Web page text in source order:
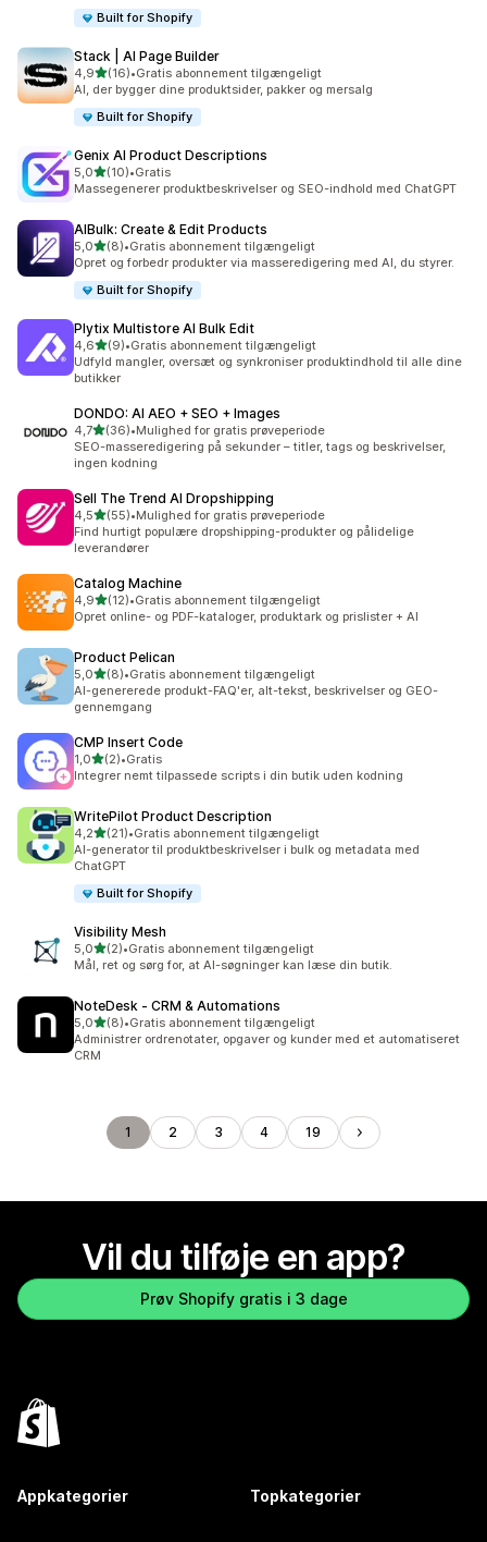
Built for Shopify
Stack | AI Page Builder
4,9ud af 5 stjerner
(16)
16 anmeldelser i alt
•Gratis abonnement tilgængeligt
AI, der bygger dine produktsider, pakker og mersalg
Built for Shopify
Genix AI Product Descriptions
5,0ud af 5 stjerner
(10)
10 anmeldelser i alt
•Gratis
Massegenerer produktbeskrivelser og SEO-indhold med ChatGPT
AIBulk: Create & Edit Products
5,0ud af 5 stjerner
(8)
8 anmeldelser i alt
•Gratis abonnement tilgængeligt
Opret og forbedr produkter via masseredigering med AI, du styrer.
Built for Shopify
Plytix Multistore AI Bulk Edit
4,6ud af 5 stjerner
(9)
9 anmeldelser i alt
•Gratis abonnement tilgængeligt
Udfyld mangler, oversæt og synkroniser produktindhold til alle dine
butikker
DONDO: AI AEO + SEO + Images
4,7ud af 5 stjerner
(36)
36 anmeldelser i alt
•Mulighed for gratis prøveperiode
SEO-masseredigering på sekunder – titler, tags og beskrivelser,
ingen kodning
Sell The Trend AI Dropshipping
4,5ud af 5 stjerner
(55)
55 anmeldelser i alt
•Mulighed for gratis prøveperiode
Find hurtigt populære dropshipping-produkter og pålidelige
leverandører
Catalog Machine
4,9ud af 5 stjerner
(12)
12 anmeldelser i alt
•Gratis abonnement tilgængeligt
Opret online- og PDF-kataloger, produktark og prislister + AI
Product Pelican
5,0ud af 5 stjerner
(8)
8 anmeldelser i alt
•Gratis abonnement tilgængeligt
AI-genererede produkt-FAQ'er, alt-tekst, beskrivelser og GEO-
gennemgang
CMP Insert Code
1,0ud af 5 stjerner
(2)
2 anmeldelser i alt
•Gratis
Integrer nemt tilpassede scripts i din butik uden kodning
WritePilot Product Description
4,2ud af 5 stjerner
(21)
21 anmeldelser i alt
•Gratis abonnement tilgængeligt
AI-generator til produktbeskrivelser i bulk og metadata med
ChatGPT
Built for Shopify
Visibility Mesh
5,0ud af 5 stjerner
(2)
2 anmeldelser i alt
•Gratis abonnement tilgængeligt
Mål, ret og sørg for, at AI-søgninger kan læse din butik.
NoteDesk ‑ CRM & Automations
5,0ud af 5 stjerner
(8)
8 anmeldelser i alt
•Gratis abonnement tilgængeligt
Administrer ordrenotater, opgaver og kunder med et automatiseret
CRM
1 2 3 4 19
Vil du tilføje en app?
Prøv Shopify gratis i 3 dage
Appkategorier Topkategorier